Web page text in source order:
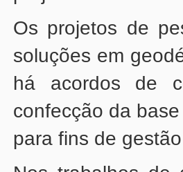
para fins de